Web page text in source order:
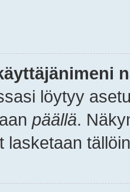
löytyy
päällä.
lasketaan